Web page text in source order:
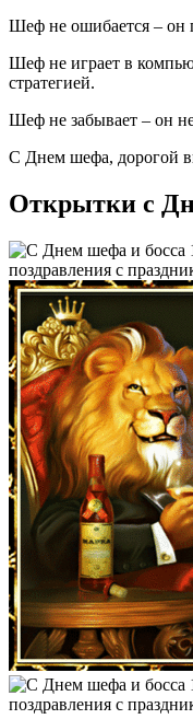
Шеф не ошибается – он
Шеф не играет в
стратегией.
Шеф не забывает – он не
С Днем шефа,
Открытки с